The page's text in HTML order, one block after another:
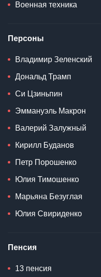
Военная техника
Персоны
Владимир Зеленский
Дональд Трамп
Си Цзиньпин
Эммануэль Макрон
Валерий Залужный
Кирилл Буданов
Петр Порошенко
Юлия Тимошенко
Марьяна Безуглая
Юлия Свириденко
Пенсия
13 пенсия